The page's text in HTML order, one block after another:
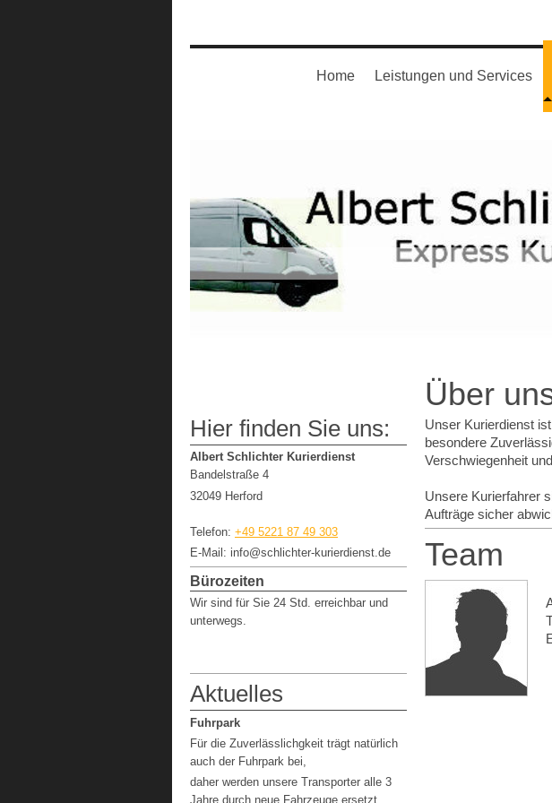
Home Leistungen und Services
Über
Unser Kurierdienst
besondere
Verschwiegenheit
Unsere Kurierfahrer
Aufträge sicher
Team
Hier finden Sie uns:
Albert Schlichter Kurierdienst
Bandelstraße 4
32049 Herford
Telefon: +49 5221 87 49 303
E-Mail: info@schlichter-kurierdienst.de
Bürozeiten
Wir sind für Sie 24 Std. erreichbar und
unterwegs.
Aktuelles
Fuhrpark
Für die Zuverlässlichgkeit trägt natürlich
auch der Fuhrpark bei,
daher werden unsere Transporter alle 3
Jahre durch neue Fahrzeuge ersetzt.